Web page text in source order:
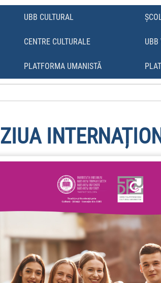
UBB CULTURAL
CENTRE CULTURALE UBB
PLATFORMA UMANISTĂ
ZIUA